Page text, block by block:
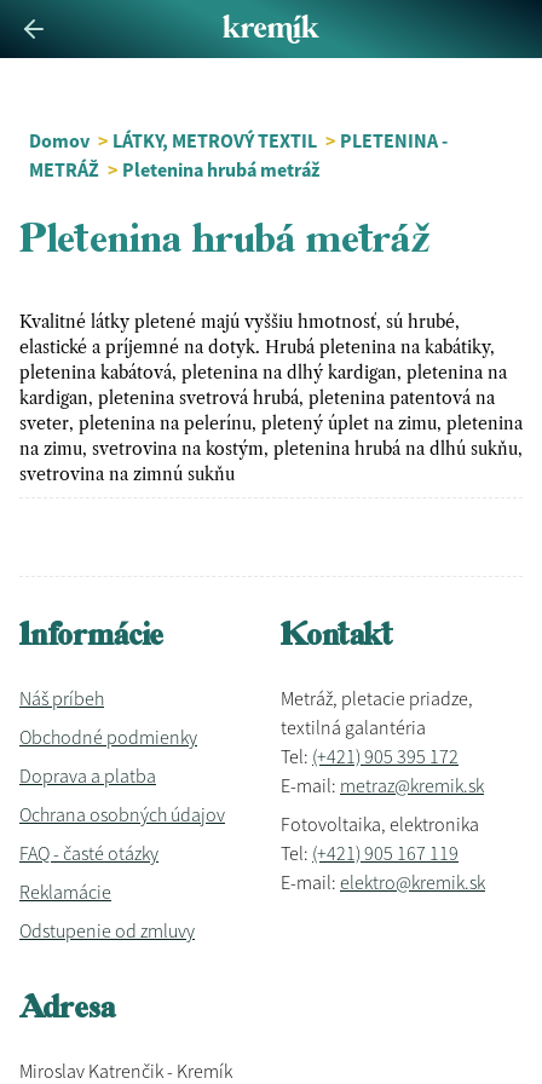
Domov > LÁTKY, METROVÝ TEXTIL > PLETENINA -
METRÁŽ > Pletenina hrubá metráž
Pletenina hrubá metráž
Kvalitné látky pletené majú vyššiu hmotnosť, sú hrubé,
elastické a príjemné na dotyk. Hrubá pletenina na kabátiky,
pletenina kabátová, pletenina na dlhý kardigan, pletenina na
kardigan, pletenina svetrová hrubá, pletenina patentová na
sveter, pletenina na pelerínu, pletený úplet na zimu, pletenina
na zimu, svetrovina na kostým, pletenina hrubá na dlhú sukňu,
svetrovina na zimnú sukňu
Informácie
Náš príbeh
Obchodné podmienky
Doprava a platba
Ochrana osobných údajov
FAQ - časté otázky
Reklamácie
Odstupenie od zmluvy
Kontakt
Metráž, pletacie priadze,
textilná galantéria
Tel: (+421) 905 395 172
E-mail: metraz@kremik.sk
Fotovoltaika, elektronika
Tel: (+421) 905 167 119
E-mail: elektro@kremik.sk
Adresa
Miroslav Katrenčik - Kremík